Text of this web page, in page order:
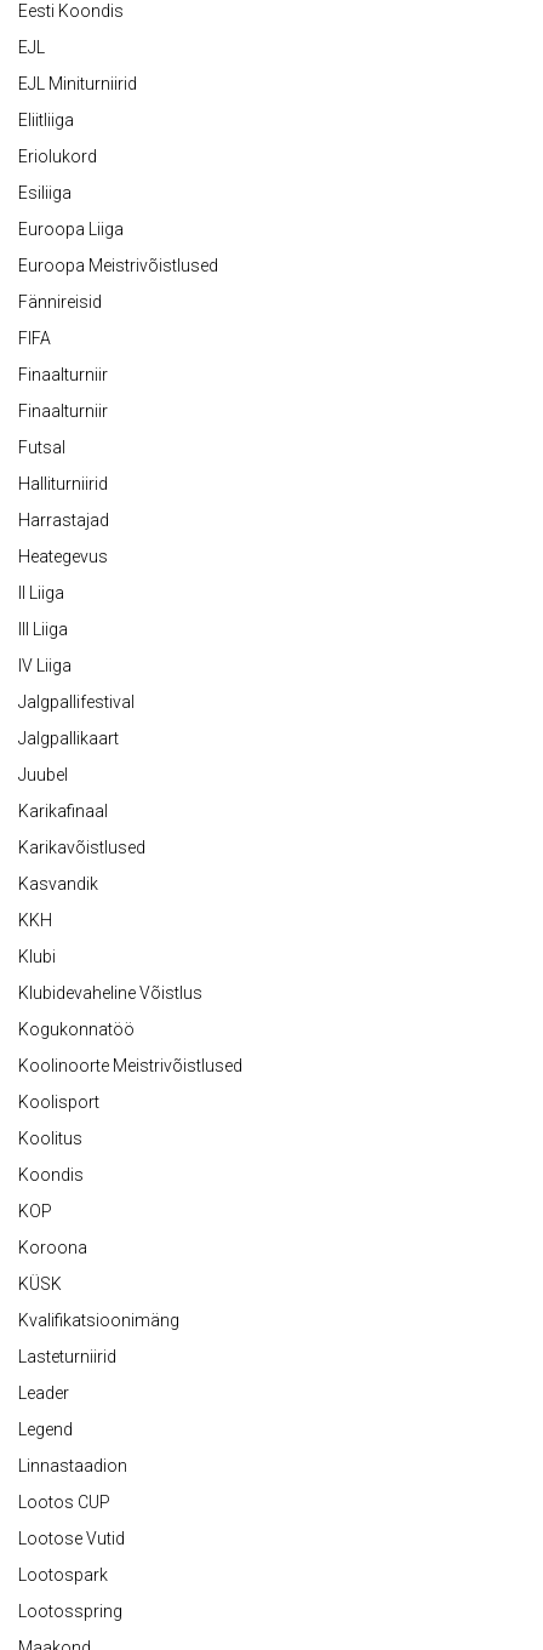
Eesti Koondis
EJL
EJL Miniturniirid
Eliitliiga
Eriolukord
Esiliiga
Euroopa Liiga
Euroopa Meistrivõistlused
Fännireisid
FIFA
Finaalturniir
Finaalturniir
Futsal
Halliturniirid
Harrastajad
Heategevus
II Liiga
III Liiga
IV Liiga
Jalgpallifestival
Jalgpallikaart
Juubel
Karikafinaal
Karikavõistlused
Kasvandik
KKH
Klubi
Klubidevaheline Võistlus
Kogukonnatöö
Koolinoorte Meistrivõistlused
Koolisport
Koolitus
Koondis
KOP
Koroona
KÜSK
Kvalifikatsioonimäng
Lasteturniirid
Leader
Legend
Linnastaadion
Lootos CUP
Lootose Vutid
Lootospark
Lootosspring